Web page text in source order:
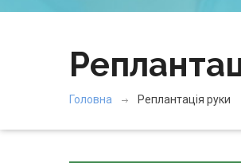
Головна Реплантація руки